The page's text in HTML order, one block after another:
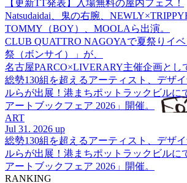
【更新TT発表】入場無料の屋内フェス！
Natsudaidai、鬼の右腕、
TOMMY（BOY）、MOOLAら出演。
CLUB QUATTRO NAGOYAで夏祭りイ
祭（ボンサイ）」が、
名古屋PARCO×LIVERARY主催企画とし
総勢130組を超えるアーティスト、デザ
ルらが出展！港まちポットラックビルに
アートブックフェア 2026」開催。
ART
Jul 31. 2026 up
総勢130組を超えるアーティスト、デザ
ルらが出展！港まちポットラックビルに
アートブックフェア 2026」開催。
RANKING